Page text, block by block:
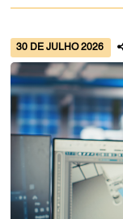
30 DE JULHO 2026